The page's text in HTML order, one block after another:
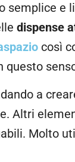
semplice e
dispense
così
questo
a
Altri
Molto